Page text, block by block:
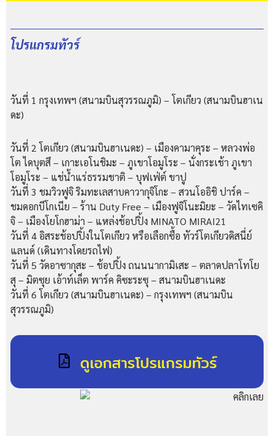
โปรแกรมทัวร์
วันที่ 1 กรุงเทพฯ (สนามบินสุวรรณภูมิ) – โตเกียว (สนามบินฮาเน
ดะ)
วันที่ 2 โตเกียว (สนามบินฮาเนดะ) – เมืองคามาคุระ – หลวงพ่อ
โต ไดบุตสึ – เกาะเอโนชิมะ – ภูเขาโอมูโระ – นั่งกระเช้า ภูเขา
โอมูโระ – แช่น้ำแร่ธรรมชาติ – บุฟเฟ่ต์ ขาปู
วันที่ 3 ชมวิวฟูจิ ริมทะเลสาบคาวากุจิโกะ – สวนโออิชิ ปาร์ค –
ชมดอกบีโกเนีย – ร้าน Duty Free – เมืองฟูจิโนะมิยะ – วัดไทเซคิ
จิ – เมืองโยโกฮาม่า – แหล่งช้อปปิ้ง MINATO MIRAI21
วันที่ 4 อิสระช้อปปิ้งในโตเกียว หรือเลือกซื้อ ทัวร์โตเกียวดิสนี่ย์
แลนด์ (เดินทางโดยรถไฟ)
วันที่ 5 วัดอาซากุสะ – ช้อปปิ้ง ถนนนากามิเสะ – ตลาดปลาโทโย
สุ – มิตซุย เอ้าท์เล็ต พาร์ค คิซะระซุ – สนามบินฮาเนดะ
วันที่ 6 โตเกียว (สนามบินฮาเนดะ) – กรุงเทพฯ (สนามบิน
สุวรรณภูมิ)
ดูเอกสารโปรแกรมทัวร์